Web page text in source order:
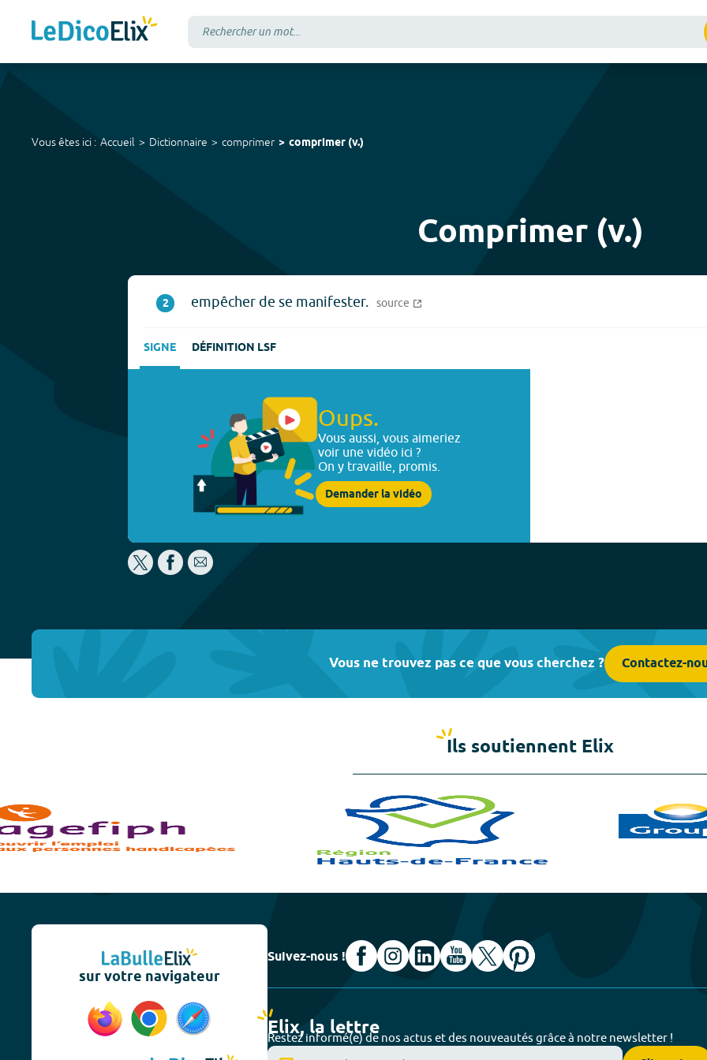
Vous êtes ici : Accueil Dictionnaire comprimer comprimer (v.)
Comprimer (v.)
2 empêcher de se manifester. source
SIGNE DÉFINITION LSF
Oups.
Vous aussi, vous aimeriez
voir une vidéo ici ?
On y travaille, promis.
Demander la vidéo
Vous ne trouvez pas ce que vous cherchez ? Contactez-
Ils soutiennent Elix
sur votre navigateur
Suivez-nous !
Elix, la lettre
Restez informé(e) de nos actus et des nouveautés grâce à notre newsletter !